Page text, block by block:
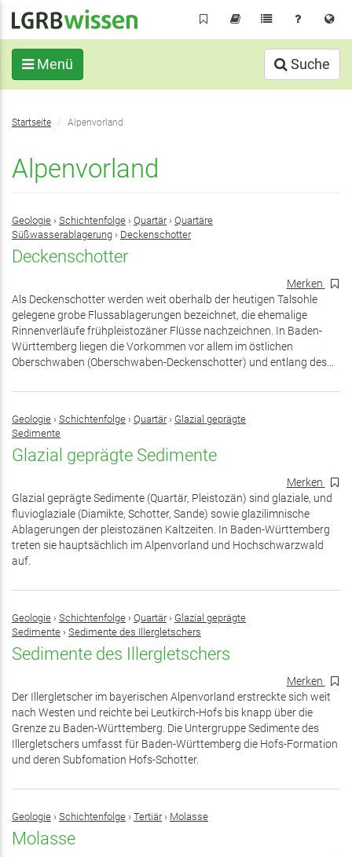
Inhalt
Menü Suche
Sie
hier:
Startseite Alpenvorland
Alpenvorland
Geologie › Schichtenfolge › Quartär› Quartäre
Süßwasserablagerung › Deckenschotter
Deckenschotter
Merken
Als Deckenschotter werden weit oberhalb der heutigen Talsohle
gelegene grobe Flussablagerungen bezeichnet, die ehemalige
Rinnenverläufe frühpleistozäner Flüsse nachzeichnen. In Baden-
Württemberg liegen die Vorkommen vor allem im östlichen
Oberschwaben (Oberschwaben-Deckenschotter) und entlang des...
Geologie › Schichtenfolge › Quartär› Glazial geprägte
Sedimente
Glazial geprägte Sedimente
Merken
Glazial geprägte Sedimente (Quartär, Pleistozän) sind glaziale, und
fluvioglaziale (Diamikte, Schotter, Sande) sowie glazilimnische
Ablagerungen der pleistozänen Kaltzeiten. In Baden-Württemberg
treten sie hauptsächlich im Alpenvorland und Hochschwarzwald
auf.
Geologie › Schichtenfolge › Quartär› Glazial geprägte
Sedimente › Sedimente des Illergletschers
Sedimente des Illergletschers
Merken
Der Illergletscher im bayerischen Alpenvorland erstreckte sich weit
nach Westen und reichte bei Leutkirch-Hofs bis knapp über die
Grenze zu Baden-Württemberg. Die Untergruppe Sedimente des
Illergletschers umfasst für Baden-Württemberg die Hofs-Formation
und deren Subfomation Hofs-Schotter.
Geologie › Schichtenfolge › Tertiär› Molasse
Molasse